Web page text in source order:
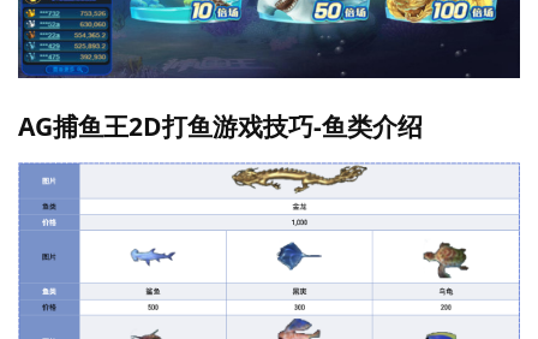
AG捕鱼王2D打鱼游戏技巧-鱼类介绍